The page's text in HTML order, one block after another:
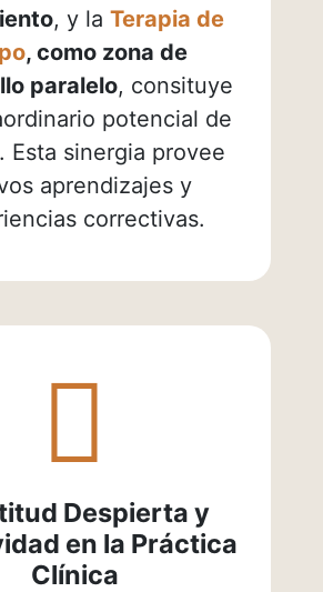
, y la Terapia de
, como zona de
paralelo, consituye
potencial de
Esta sinergia provee
aprendizajes y
correctivas.
Despierta y
en la Práctica
Clínica